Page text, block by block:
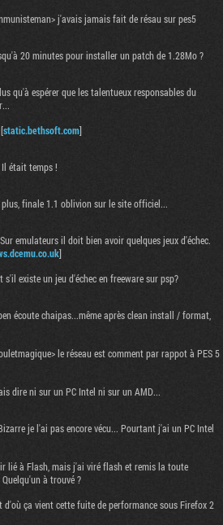
j'avais jamais fait de résau sur pes5
20 minutes pour installer un patch de 1.28Mo ?
qu'à espérer que les talentueux responsables du
static.bethsoft.com]
était temps !
finale 1.1 oblivion sur le site officiel...
emulateurs il doit bien avoir quelques jeux d'échec.
]
s'il existe un jeu d'échec en freeware sur psp?
écoute chaipas...même après clean install / format,
le réseau est comment par rappot à PES 5
dire ni sur un PC Intel ni sur un AMD...
je l'ai pas encore vécu... Pourtant j'ai un PC Intel
lié à Flash, mais j'ai viré flash et remis la toute
à trouvé ?
d'où ça vient cette fuite de performance sous Firefox 2